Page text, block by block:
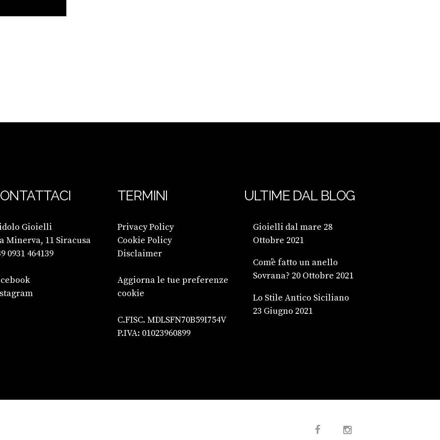
Gioielli
Minerva, 11 Siracusa
0931 464139
TERMINI
Privacy Policy
Cookie Policy
Disclaimer
Aggiorna le tue preferenze
cookie
C.FISC. MDLSFN70B59I754V
P.IVA: 01023960899
ULTIME DAL BLOG
Gioielli dal mare 28
Ottobre 2021
Com’è fatto un anello
Sovrana? 20 Ottobre 2021
Lo Stile Antico Siciliano
23 Giugno 2021